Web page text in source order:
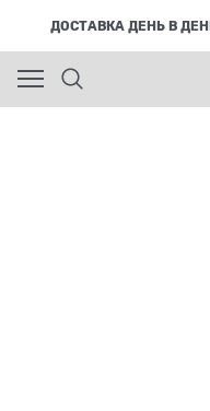
ДОСТАВКА ДЕНЬ В